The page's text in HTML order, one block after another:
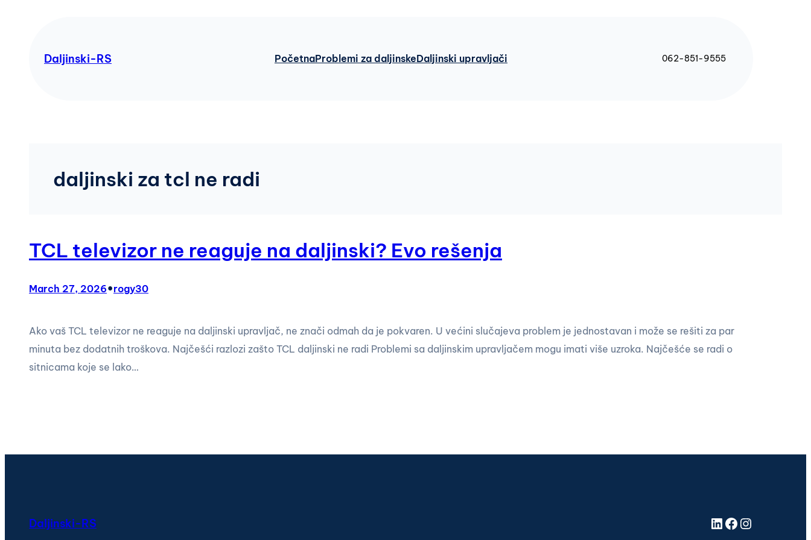
Daljinski-RS PočetnaProblemi za daljinskeDaljinski upravljači 062-851-9555
daljinski za tcl ne radi
TCL televizor ne reaguje na daljinski? Evo rešenja
March 27, 2026•rogy30
Ako vaš TCL televizor ne reaguje na daljinski upravljač, ne znači odmah da je pokvaren. U većini slučajeva problem je jednostavan i može se rešiti za par
minuta bez dodatnih troškova. Najčešći razlozi zašto TCL daljinski ne radi Problemi sa daljinskim upravljačem mogu imati više uzroka. Najčešće se radi o
sitnicama koje se lako…
Daljinski-RS LinkedIn Facebook Instagram